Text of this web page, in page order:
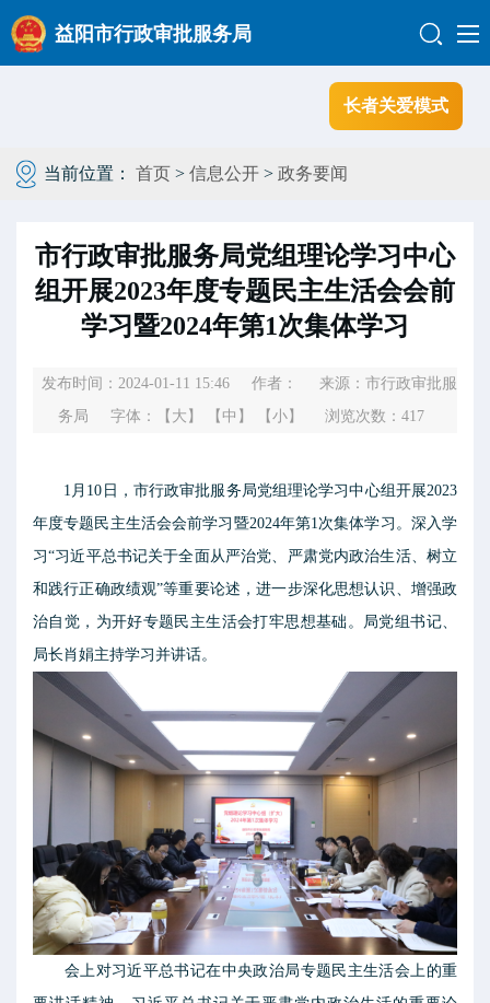
长者关爱模式
益阳市行政审批服务局
当前位置： 首页 > 信息公开 > 政务要闻
市行政审批服务局党组理论学习中心
组开展2023年度专题民主生活会会前
学习暨2024年第1次集体学习
发布时间：2024-01-11 15:46 作者：
来源：市行政审批服
务局
字体： 【大】 【中】 【小】 浏览次数： 417
1月10日，市行政审批服务局党组理论学习中心组开展2023
年度专题民主生活会会前学习暨2024年第1次集体学习。深入学
习“习近平总书记关于全面从严治党、严肃党内政治生活、树立
和践行正确政绩观”等重要论述，进一步深化思想认识、增强政
治自觉，为开好专题民主生活会打牢思想基础。局党组书记、
局长肖娟主持学习并讲话。
会上对习近平总书记在中央政治局专题民主生活会上的重